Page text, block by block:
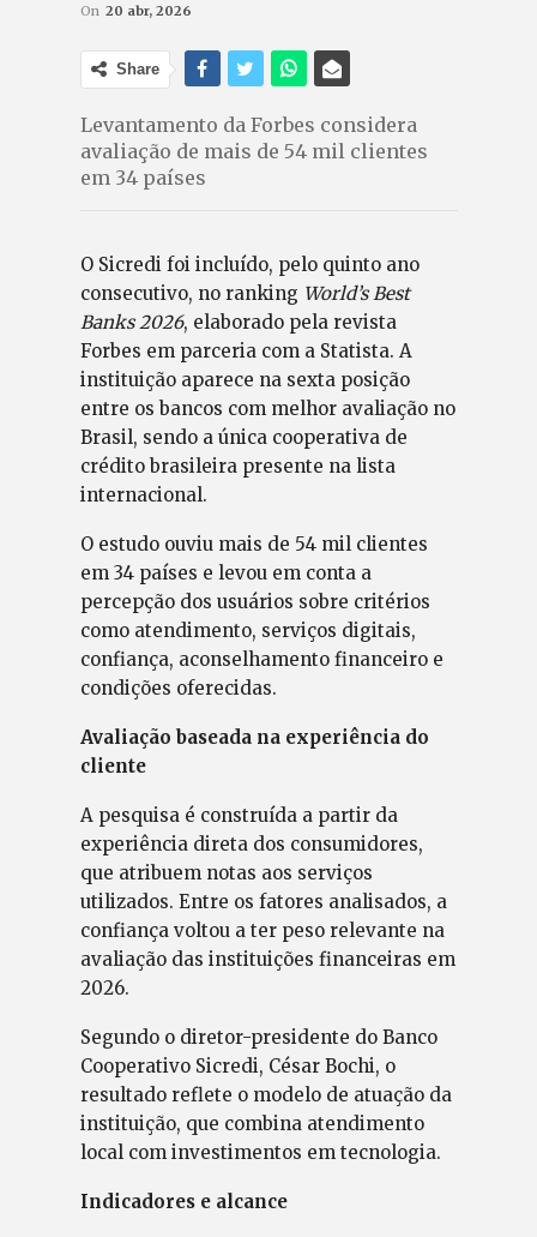
On 20 abr, 2026
Share
Levantamento da Forbes considera
avaliação de mais de 54 mil clientes
em 34 países
O Sicredi foi incluído, pelo quinto ano
consecutivo, no ranking World’s Best
Banks 2026, elaborado pela revista
Forbes em parceria com a Statista. A
instituição aparece na sexta posição
entre os bancos com melhor avaliação no
Brasil, sendo a única cooperativa de
crédito brasileira presente na lista
internacional.
O estudo ouviu mais de 54 mil clientes
em 34 países e levou em conta a
percepção dos usuários sobre critérios
como atendimento, serviços digitais,
confiança, aconselhamento financeiro e
condições oferecidas.
Avaliação baseada na experiência do
cliente
A pesquisa é construída a partir da
experiência direta dos consumidores,
que atribuem notas aos serviços
utilizados. Entre os fatores analisados, a
confiança voltou a ter peso relevante na
avaliação das instituições financeiras em
2026.
Segundo o diretor-presidente do Banco
Cooperativo Sicredi, César Bochi, o
resultado reflete o modelo de atuação da
instituição, que combina atendimento
local com investimentos em tecnologia.
Indicadores e alcance